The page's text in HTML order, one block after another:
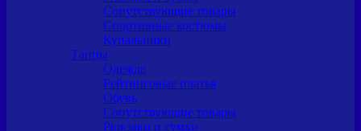
Сопутствующие товары
Спортивные костюмы
Купальники
Танцы
Одежда
Рейтинговые платья
Обувь
Сопутствующие товары
Рюкзаки и сумки